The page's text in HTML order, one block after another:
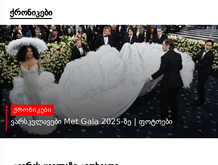
ქრონიკები
ქრონიკები
ვარსკვლავები Met Gala 2025-ზე | ფოტოები